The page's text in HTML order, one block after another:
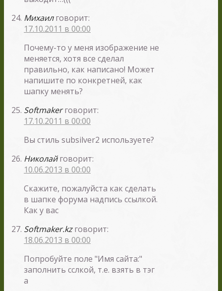
Михаил говорит:
17.10.2011 в 00:00
Почему-то у меня изображение не
меняется, хотя все сделал
правильно, как написано! Может
напишите по конкретней, как
шапку менять?
Softmaker говорит:
17.10.2011 в 00:00
Вы стиль subsilver2 используете?
Николай говорит:
10.06.2013 в 00:00
Скажите, пожалуйста как сделать
в шапке форума надпись ссылкой.
Как у вас
Softmaker.kz говорит:
18.06.2013 в 00:00
Попробуйте поле "Имя сайта:"
заполнить сслкой, т.е. взять в тэг
а